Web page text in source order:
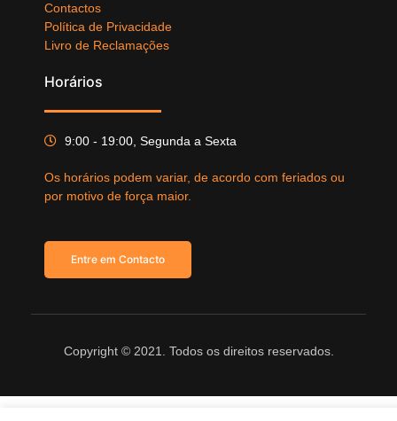
Contactos
Política de Privacidade
Livro de Reclamações
Horários
9:00 - 19:00, Segunda a Sexta
Os horários podem variar, de acordo com feriados ou
por motivo de força maior.
Entre em Contacto
Copyright © 2021. Todos os direitos reservados.